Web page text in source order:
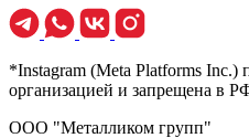
*Instagram (Meta Platforms Inc.)
организацией и запрещена в
ООО "Металликом групп"